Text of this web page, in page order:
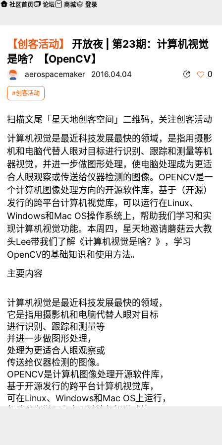
【创客活动】
开放夜 | 第23期：计算机视觉
是啥？【OpenCV】
aerospacemaker 2016.04.04 0
#创客活动
扫描文尾「星天地创客空间」二维码，关注创客活动
计算机视觉是最近科技发展最快的领域，是指用摄影
机和电脑代替人眼对目标进行识别、跟踪和测量等机
器视觉，并进一步做图形处理，使电脑处理成为更适
合人眼观察或传送给仪器检测的图像。OPENCV是一
个计算机图像处理方向的开源软件库，基于（开源）
发行的跨平台计算机视觉库，可以运行在Linux、
Windows和Mac OS操作系统上，帮助我们学习和实
现计算机视觉功能。本周四，星天地邀请蘑菇云大教
头Lee带我们了解《计算机视觉是啥？》，学习
OpenCV的基础知识和使用方法。
主要内容
计算机视觉是最近科技发展最快的领域，
它是指用摄影机和电脑代替人眼对目标
进行识别、跟踪和测量等
并进一步做图形处理，
处理为更适合人眼观察或
传送给仪器检测的图像。
OPENCV是计算机图像处理开源软件库，
基于开源发行的跨平台计算机视觉库，
可在Linux、Windows和Mac OS上运行，
帮助我们学习和实现计算机视觉功能。
社区首页 论坛 商城 登录